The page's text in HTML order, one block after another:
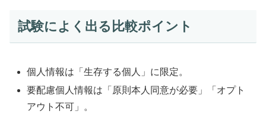
試験によく出る比較ポイント
個人情報は「生存する個人」に限定。
要配慮個人情報は「原則本人同意が必要」「オプト
アウト不可」。